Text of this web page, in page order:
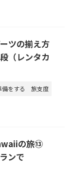
ツの揃え方
（レンタカ
をする
旅支度
の旅⑬
ンで